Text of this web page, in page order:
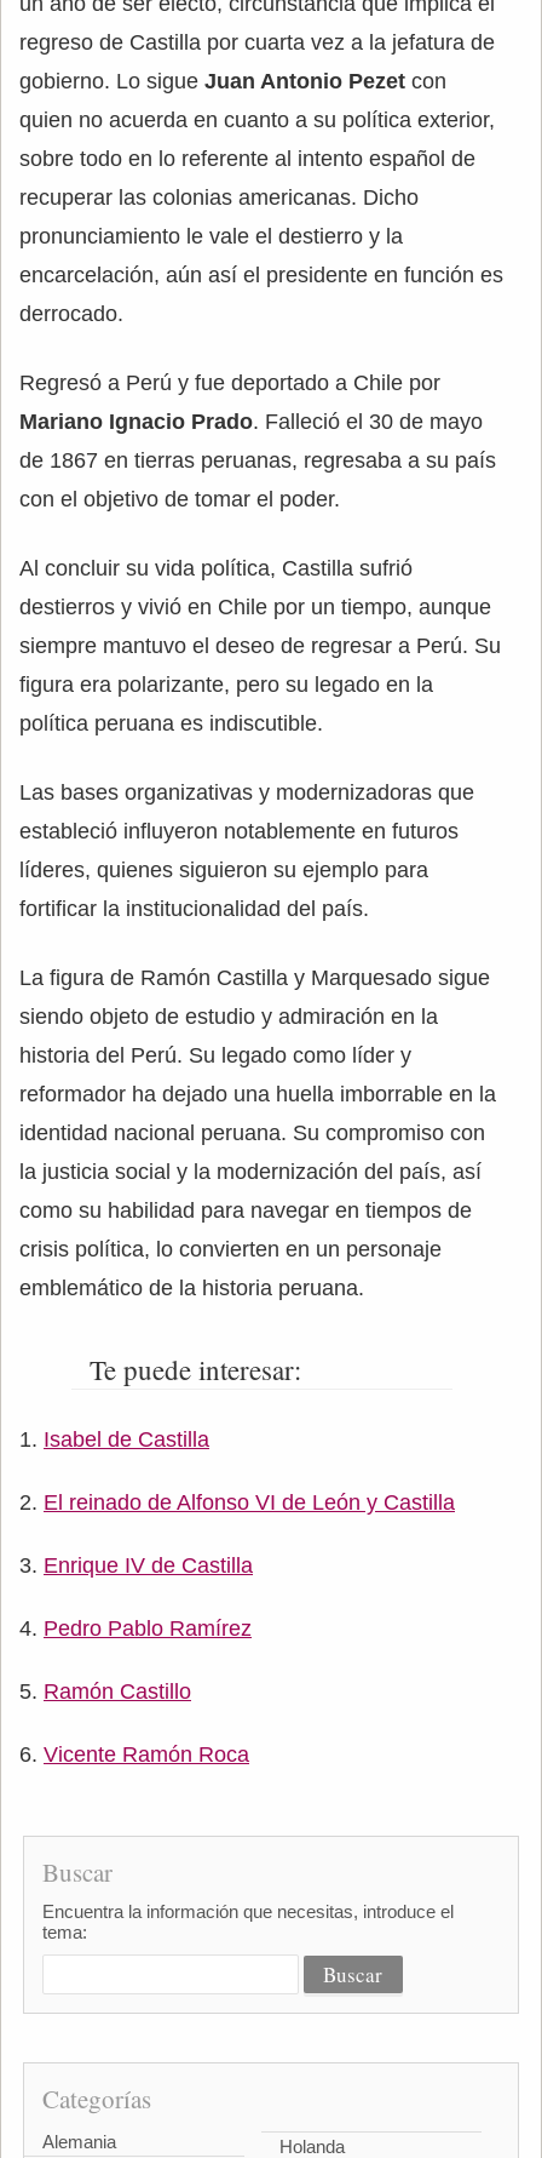
regreso de Castilla por cuarta vez a la jefatura de
gobierno. Lo sigue Juan Antonio Pezet con
quien no acuerda en cuanto a su política exterior,
sobre todo en lo referente al intento español de
recuperar las colonias americanas. Dicho
pronunciamiento le vale el destierro y la
encarcelación, aún así el presidente en función es
derrocado.
Regresó a Perú y fue deportado a Chile por
Mariano Ignacio Prado. Falleció el 30 de mayo
de 1867 en tierras peruanas, regresaba a su país
con el objetivo de tomar el poder.
Al concluir su vida política, Castilla sufrió
destierros y vivió en Chile por un tiempo, aunque
siempre mantuvo el deseo de regresar a Perú. Su
figura era polarizante, pero su legado en la
política peruana es indiscutible.
Las bases organizativas y modernizadoras que
estableció influyeron notablemente en futuros
líderes, quienes siguieron su ejemplo para
fortificar la institucionalidad del país.
La figura de Ramón Castilla y Marquesado sigue
siendo objeto de estudio y admiración en la
historia del Perú. Su legado como líder y
reformador ha dejado una huella imborrable en la
identidad nacional peruana. Su compromiso con
la justicia social y la modernización del país, así
como su habilidad para navegar en tiempos de
crisis política, lo convierten en un personaje
emblemático de la historia peruana.
Te puede interesar:
Isabel de Castilla
El reinado de Alfonso VI de León y Castilla
Enrique IV de Castilla
Pedro Pablo Ramírez
Ramón Castillo
Vicente Ramón Roca
Buscar
Encuentra la información que necesitas, introduce el
tema:
Categorías
Alemania
Holanda